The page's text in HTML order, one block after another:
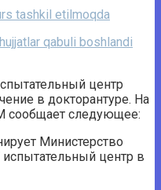
tashkil etilmoqda
qabuli boshlandi
центр
в докторантуре. На
сообщает следующее:
Министерство
центр в